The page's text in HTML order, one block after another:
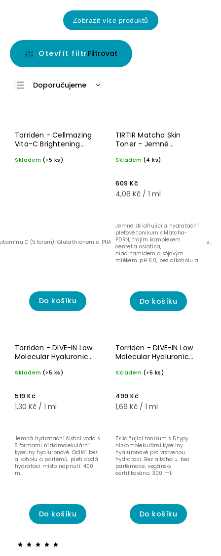
Zobrazit více produktů
Doporučujeme
Nejprodávanější
Abecedně
Otevřít filtr
Na
pigmentové
skvrny
Torriden - Cellmazing
Vita-C Brightening
Rozjasňující tonizační
Skladem (>5 ks)
Do košíku
C (5 forem), Glutathionem a PHA kyselinou (Gluconolactone) pro&nbs...
TIRTIR Matcha Skin
Toner - Jemné
pleťové tonikum - 150
Skladem (4 ks)
609 Kč
4,06 Kč / 1 ml
Do košíku
Jemně zklidňující a hydratační
pleťové tonikum s Matcha-
PDRN, trojím komplexem
centella asiatica,
niacinamidem a sójovým
mlékem. pH 6.0, bez alkoholu a
Torriden - DIVE-IN Low
Molecular Hyaluronic
Jemná čisticí pleťová
kyselinou hyaluronovou
- 400 ml
Skladem (>5 ks)
519 Kč
1,30 Kč / 1 ml
Do košíku
Jemná hydratační čisticí voda s
8 formami nízkomolekulární
kyseliny hyaluronové. Odlíčí bez
alkoholu a parfémů, pleti dodá
hydrataci místo napnutí. 400
ml.
Torriden - DIVE-IN Low
Molecular Hyaluronic
hydratační toner s
kyselinou hyaluronovou
- 300 ml
Skladem (>5 ks)
499 Kč
1,66 Kč / 1 ml
Do košíku
Zklidňující tonikum s 5 typy
nízkomolekulární kyseliny
hyaluronové pro vrstvenou
hydrataci. Bez alkoholu, bez
parfémace, vegánsky
certifikováno. 300 ml.
Akce